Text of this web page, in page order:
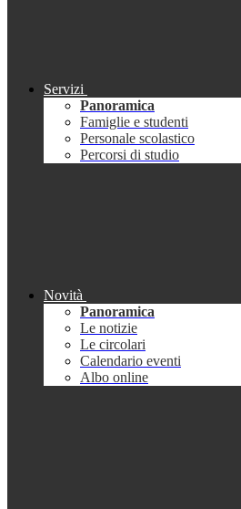
Servizi
Panoramica
Famiglie e studenti
Personale scolastico
Percorsi di studio
Novità
Panoramica
Le notizie
Le circolari
Calendario eventi
Albo online